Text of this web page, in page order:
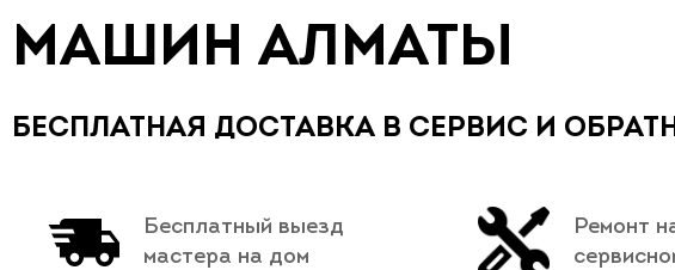
МАШИН АЛМАТЫ
БЕСПЛАТНАЯ ДОСТАВКА В СЕРВИС И
Бесплатный выезд
мастера на дом
Ремонт